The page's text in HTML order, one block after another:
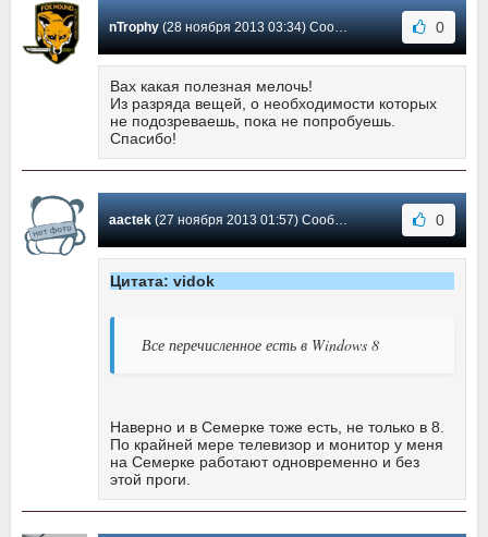
nTrophy(28 ноября 2013 03:34) Сообщение #24 0
Вах какая полезная мелочь!
Из разряда вещей, о необходимости которых
не подозреваешь, пока не попробуешь.
Спасибо!
aactek(27 ноября 2013 01:57) Сообщение #23 0
Цитата: vidok
Все перечисленное есть в Windows 8
Наверно и в Семерке тоже есть, не только в 8.
По крайней мере телевизор и монитор у меня
на Семерке работают одновременно и без
этой проги.